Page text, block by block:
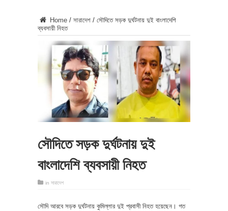
Home / সারাদেশ / সৌদিতে সড়ক দুর্ঘটনায় দুই বাংলাদেশি
ব্যবসায়ী নিহত
সৌদিতে সড়ক দুর্ঘটনায় দুই
বাংলাদেশি ব্যবসায়ী নিহত
in সারাদেশ
সৌদি আরবে সড়ক দুর্ঘটনায় কুমিল্লার দুই প্রবাসী নিহত হয়েছেন। গত